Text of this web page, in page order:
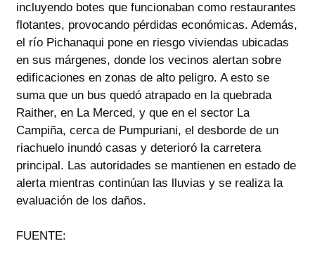
incluyendo botes que funcionaban como restaurantes
flotantes, provocando pérdidas económicas. Además,
el río Pichanaqui pone en riesgo viviendas ubicadas
en sus márgenes, donde los vecinos alertan sobre
edificaciones en zonas de alto peligro. A esto se
suma que un bus quedó atrapado en la quebrada
Raither, en La Merced, y que en el sector La
Campiña, cerca de Pumpuriani, el desborde de un
riachuelo inundó casas y deterioró la carretera
principal. Las autoridades se mantienen en estado de
alerta mientras continúan las lluvias y se realiza la
evaluación de los daños.
FUENTE: